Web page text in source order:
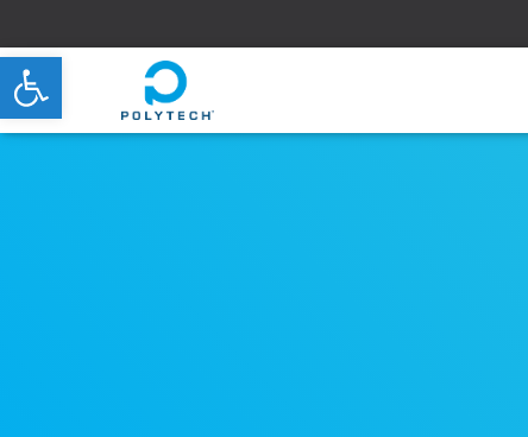
Ouvrir la barre d’outils